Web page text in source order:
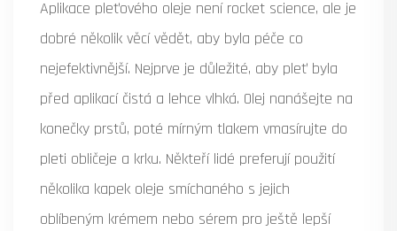
Aplikace pleťového oleje není rocket science, ale je
dobré několik věcí vědět, aby byla péče co
nejefektivnější. Nejprve je důležité, aby pleť byla
před aplikací čistá a lehce vlhká. Olej nanášejte na
konečky prstů, poté mírným tlakem vmasírujte do
pleti obličeje a krku. Někteří lidé preferují použití
několika kapek oleje smíchaného s jejich
oblíbeným krémem nebo sérem pro ještě lepší